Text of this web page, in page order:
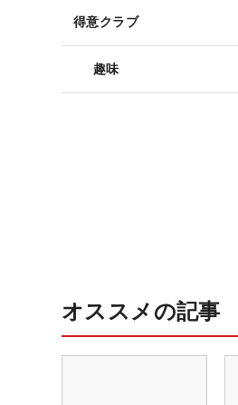
得意クラブ
趣味
オススメの記事